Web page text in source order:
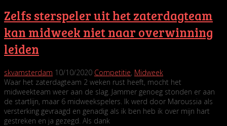
Zelfs sterspeler uit het zaterdagteam
kan midweek niet naar overwinning
leiden
skvamsterdam 10/10/2020 Competitie, Midweek
Waar het zaterdagteam 2 weken rust heeft, mocht het
midweekteam weer aan de slag. Jammer genoeg stonden er aan
de startlijn, maar 6 midweekspelers. Ik werd door Maroussia als
versterking gevraagd en genadig als ik ben heb ik over mijn hart
gestreken en ja gezegd. Als dank